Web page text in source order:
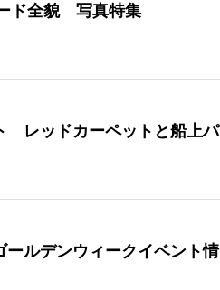
ド全貌 写真特集
レッドカーペットと船上パ
ルデンウィークイベント情